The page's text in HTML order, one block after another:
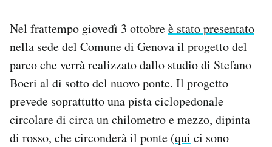
Nel frattempo giovedì 3 ottobreè stato presentato
nella sede del Comune di Genova il progetto del
parco che verrà realizzato dallo studio di Stefano
Boeri al di sotto del nuovo ponte. Il progetto
prevede soprattutto una pista ciclopedonale
circolare di circa un chilometro e mezzo, dipinta
di rosso, che circonderà il ponte (qui ci sono